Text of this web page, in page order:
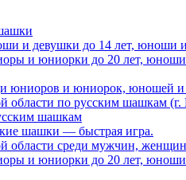
и девушки до 14 лет, юноши
и юниорки до 20 лет,
юниоров и юниорок, юношей
области по русским шашкам (г.
шашкам
шашки — быстрая игра.
области среди мужчин,
и юниорки до 20 лет,